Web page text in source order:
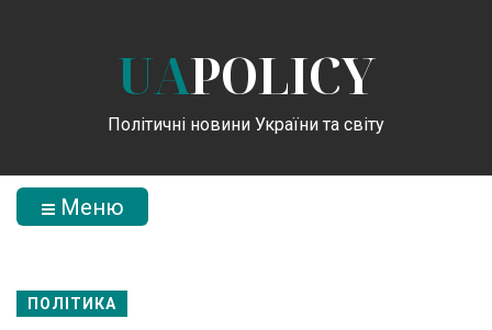
UAPOLICY
Політичні новини України та світу
Меню
ПОЛІТИКА